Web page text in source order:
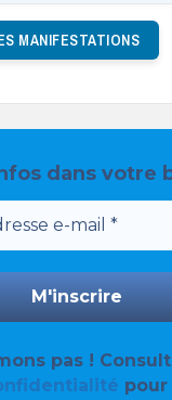
MANIFESTATIONS
dans votre
pas !
pour